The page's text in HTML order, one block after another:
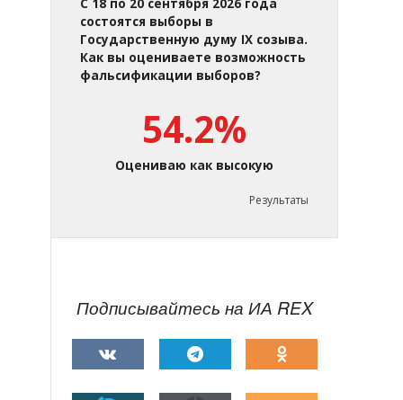
С 18 по 20 сентября 2026 года
состоятся выборы в
Государственную думу IX созыва.
Как вы оцениваете возможность
фальсификации выборов?
54.2%
Оцениваю как высокую
Результаты
Подписывайтесь на ИА REX